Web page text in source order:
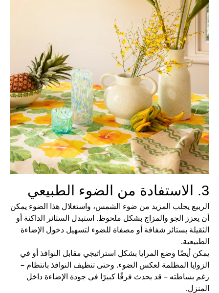
3. الاستفادة من الضوء الطبيعي
الربيع يجلب المزيد من ضوء الشمس، واستغلال هذا الضوء يمكن
أن يعزز الجو والمزاج بشكل ملحوظ. استبدل الستائر الداكنة أو
الثقيلة بستائر شفافة أو مصفاة للضوء لتسهيل دخول الإضاءة
الطبيعية.
يمكن أيضًا وضع المرايا بشكل استراتيجي مقابل النوافذ أو في
الزوايا المظلمة لعكس الضوء. وحتى تنظيف النوافذ بانتظام –
رغم بساطته – قد يحدث فرقًا كبيرًا في جودة الإضاءة داخل
المنزل.